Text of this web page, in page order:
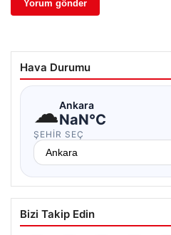
Hava Durumu
☁Ankara
NaN°C
ŞEHIR SEÇ
Bizi Takip Edin